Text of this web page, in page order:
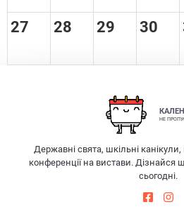
27 28 29 30
НЕ
Державні свята, шкільні канікули,
конференції на вистави. Дізнайся
сьогодні.